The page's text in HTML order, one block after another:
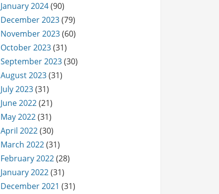
January 2024(90)
December 2023(79)
November 2023(60)
October 2023(31)
September 2023(30)
August 2023(31)
July 2023(31)
June 2022(21)
May 2022(31)
April 2022(30)
March 2022(31)
February 2022(28)
January 2022(31)
December 2021 (31)